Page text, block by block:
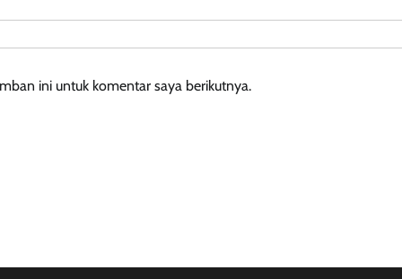
ini untuk komentar saya berikutnya.